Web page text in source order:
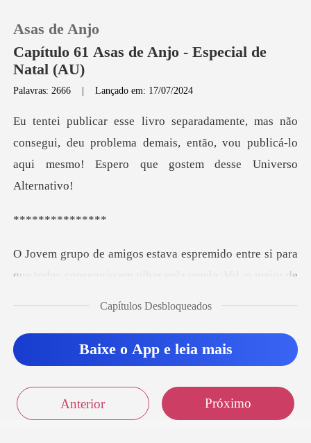
Loja
Histórico
Sair
Asas de Anjo
Capítulo 61 Asas de Anjo - Especial de
Natal (AU)
Palavras: 2666 |Lançado em: 17/07/2024
onsegui, deu problema demais, então, vou publicá-lo
aq
*****
ue todos conseguissem olhar pela janela. Val, o maior de
Capítulos Desbloqueados
Baixe o App e leia mais
Anterior Próximo